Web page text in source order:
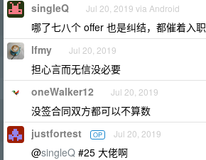
singleQ Jul 20, 2019 via Android
哪了七八个 offer 也是纠结，都催着入职
lfmy Jul 20, 2019
担心言而无信没必要
oneWalker12 Jul 20, 2019
没签合同双方都可以不算数
justfortest OP Jul 20, 2019
@singleQ #25 大佬啊